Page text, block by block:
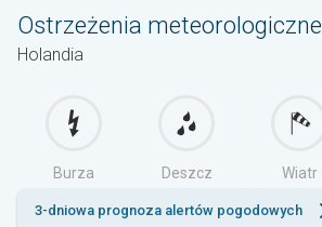
Ostrzeżenia meteorologiczne
Holandia
Burza Deszcz Wiatr
3-dniowa prognoza alertów pogodowych